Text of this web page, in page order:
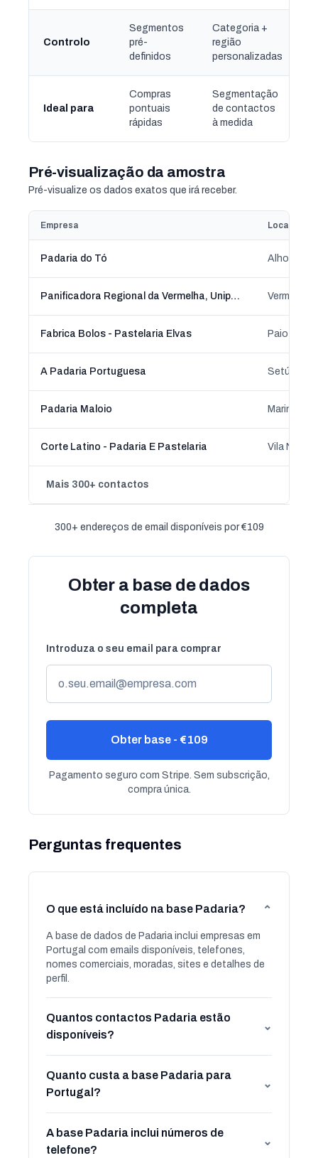
Controlo
Segmentos
pré-
definidos
Categoria +
região
personalizadas
Ideal para
Compras
pontuais
rápidas
Segmentação
de contactos
à medida
Pré-visualização da amostra
Pré-visualize os dados exatos que irá receber.
Empresa
Padaria do Tó Alhos
Panificadora Regional da Vermelha, Unipessoal, Lda. Vermelha,
Fabrica Bolos - Pastelaria Elvas Paio
A Padaria Portuguesa Setúbal,
Padaria Maloio Marinha
Corte Latino - Padaria E Pastelaria Vila Nova
Mais 300+ contactos
300+ endereços de email disponíveis por €109
Obter a base de dados
completa
Introduza o seu email para comprar
Obter base - €109
Pagamento seguro com Stripe. Sem subscrição,
compra única.
Perguntas frequentes
O que está incluído na base Padaria? ⌄
A base de dados de Padaria inclui empresas em
Portugal com emails disponíveis, telefones,
nomes comerciais, moradas, sites e detalhes de
perfil.
Quantos contactos Padaria estão
disponíveis?
⌄
Quanto custa a base Padaria para
Portugal?
⌄
A base Padaria inclui números de
telefone?
⌄